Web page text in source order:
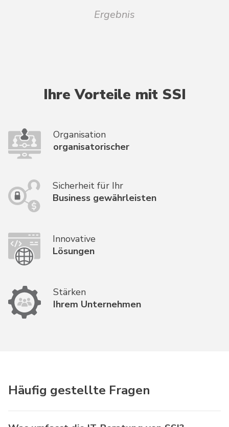
Ergebnis
Ihre Vorteile mit SSI
Organisation
organisatorischer
Sicherheit für Ihr
Business gewährleisten
Innovative
Lösungen
Stärken
Ihrem Unternehmen
Häufig gestellte Fragen